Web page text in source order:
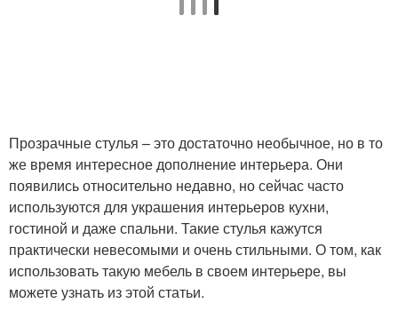
Прозрачные стулья – это достаточно необычное, но в то
же время интересное дополнение интерьера. Они
появились относительно недавно, но сейчас часто
используются для украшения интерьеров кухни,
гостиной и даже спальни. Такие стулья кажутся
практически невесомыми и очень стильными. О том, как
использовать такую мебель в своем интерьере, вы
можете узнать из этой статьи.